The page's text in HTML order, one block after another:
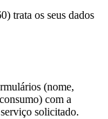
trata os seus dados
(nome,
com a
solicitado.